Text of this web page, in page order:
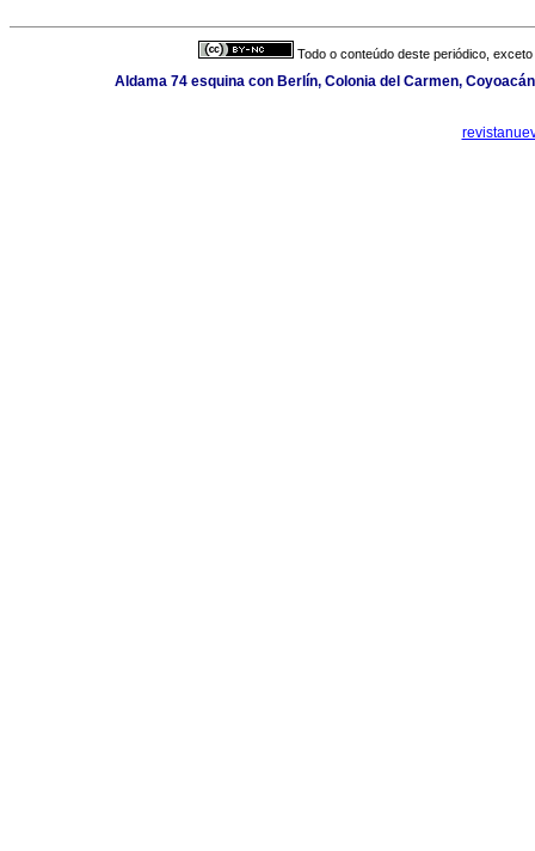
Todo o conteúdo deste periódico,
Aldama 74 esquina con Berlín, Colonia del Carmen,